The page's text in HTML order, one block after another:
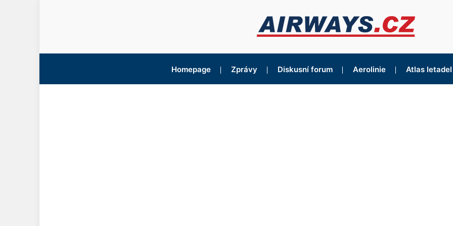
Homepage Zprávy Diskusní forum Aerolinie Atlas letadel